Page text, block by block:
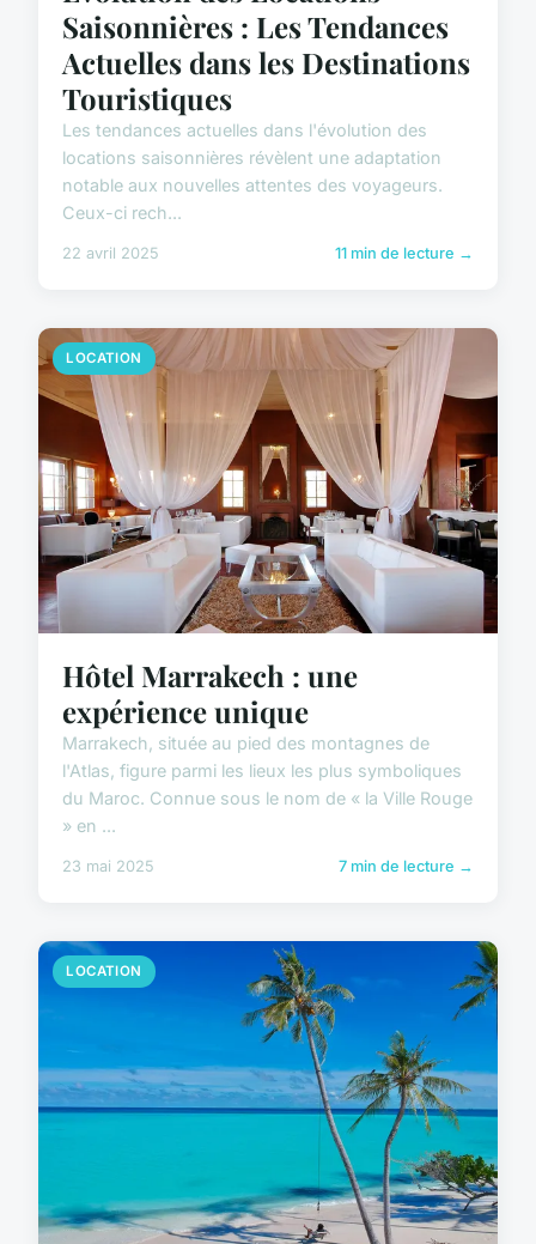
Saisonnières : Les Tendances
Actuelles dans les Destinations
Touristiques
Les tendances actuelles dans l'évolution des
locations saisonnières révèlent une adaptation
notable aux nouvelles attentes des voyageurs.
Ceux-ci rech...
22 avril 2025 11 min de lecture →
LOCATION
Hôtel Marrakech : une
expérience unique
Marrakech, située au pied des montagnes de
l'Atlas, figure parmi les lieux les plus symboliques
du Maroc. Connue sous le nom de « la Ville Rouge
» en ...
23 mai 2025 7 min de lecture →
LOCATION